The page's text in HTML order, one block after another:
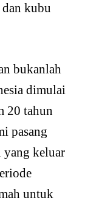
dan kubu
bukanlah
dimulai
20 tahun
pasang
yang keluar
untuk